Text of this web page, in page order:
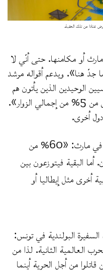
عتادا من تلك الحقبة.
أو مكامنها. حتى أنّي لا
جدّ هنا». ويدعم أقواله مرشد
الوحيدين الذين يأتون هم
طلاب أو مجموعات مدرسية تمثّل أقل من 5% من إجمالي الزوار».
أخرى.
يقول مرشد المتحف العسكري في مارث: «60% من
أما البقية فيتوزعون بين
أخرى مثل إيطاليا أو
البولندية في تونس:
العالمية الثانية. لذا من
من أجل الحرية أينما